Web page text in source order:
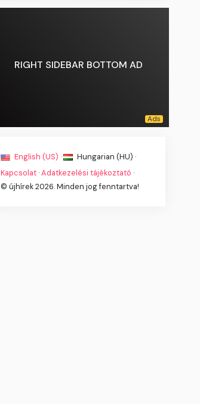
RIGHT SIDEBAR BOTTOM AD
English (US) ·
Hungarian (HU) ·
Kapcsolat ·Adatkezelési tájékoztató ·
© újhírek 2026. Minden jog fenntartva!